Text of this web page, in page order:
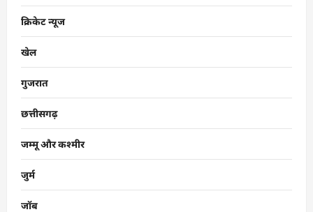
क्रिकेट न्यूज
खेल
गुजरात
छत्तीसगढ़
जम्मू और कश्मीर
जुर्म
जॉब